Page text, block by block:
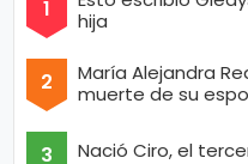
hija
María Alejandra
muerte de su
Nació Ciro, el